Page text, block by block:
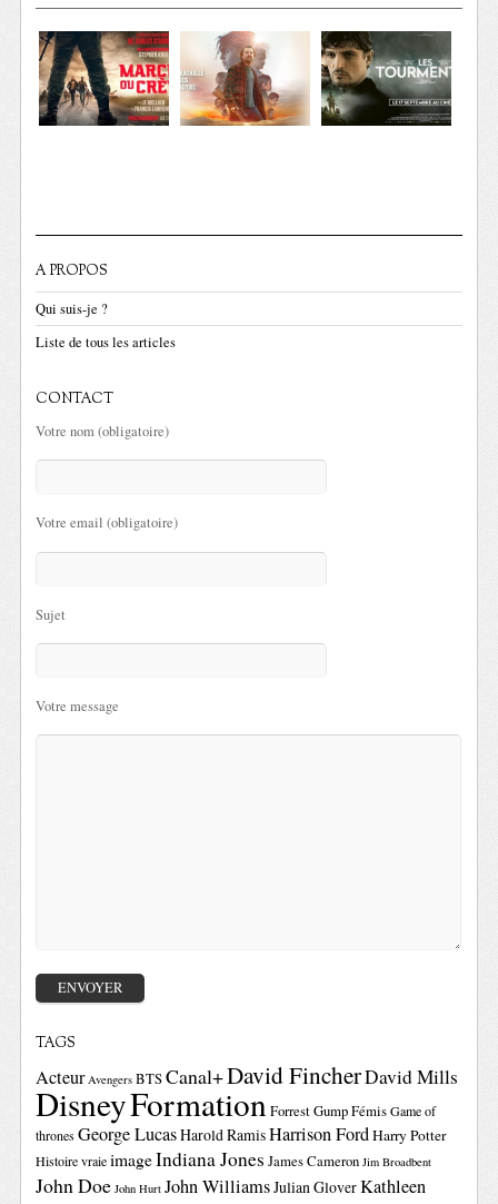
A PROPOS
Qui suis-je ?
Liste de tous les articles
CONTACT
Votre nom (obligatoire)
Votre email (obligatoire)
Sujet
Votre message
TAGS
Acteur Avengers BTSCanal+David FincherDavid Mills
DisneyFormationForrest GumpFémis Game of
thrones George LucasHarold RamisHarrison FordHarry Potter
Histoire vraie imageIndiana Jones James Cameron Jim Broadbent
John Doe John Hurt John WilliamsJulian GloverKathleen